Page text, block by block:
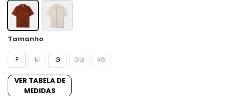
Tamanho
P M G GG XG
VER TABELA DE
MEDIDAS